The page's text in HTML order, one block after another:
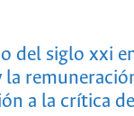
del siglo xxi
la
a la crítica